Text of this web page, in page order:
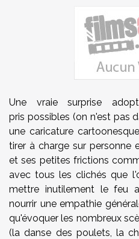
Une vraie surprise
pris possibles (on n'est pas
une caricature
tirer à charge sur personne
et ses petites frictions
avec tous les clichés que
mettre inutilement le feu
nourrir une empathie
qu'évoquer les nombreux
(la danse des poulets, la